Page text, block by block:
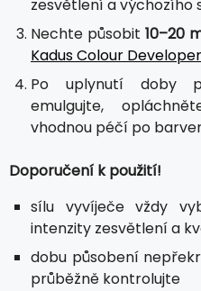
zesvětlení a výchozího
Nechte působit 10–20
Kadus Colour Developer
Po uplynutí doby
emulgujte,
vhodnou péčí po
Doporučení k použití!
sílu vyvíječe vždy
intenzity zesvětlení a
dobu působení
průběžně kontrolujte